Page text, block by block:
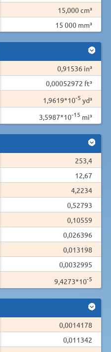
15,000 cm³
15 000 mm³
0,91536 in³
0,00052972 ft³
1,9619*10-5 yd³
3,5987*10-15 mi³
253,4
12,67
4,2234
0,52793
0,10559
0,026396
0,013198
0,0032995
9,4273*10-5
0,0014178
0,011342